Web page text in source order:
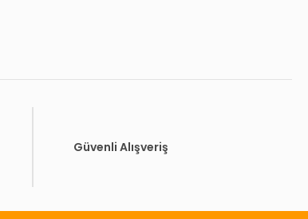
Güvenli Alışveriş